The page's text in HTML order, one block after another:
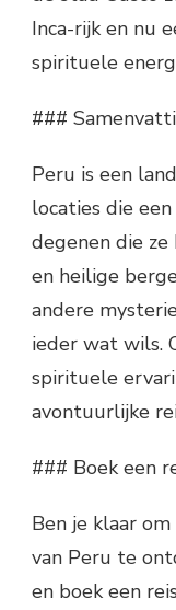
Inca-rijk en nu
spirituele
###
Peru is een
locaties die
degenen die ze
en heilige
andere
ieder wat wils.
spirituele
avontuurlijke
### Boek een
Ben je klaar
van Peru te
en boek een